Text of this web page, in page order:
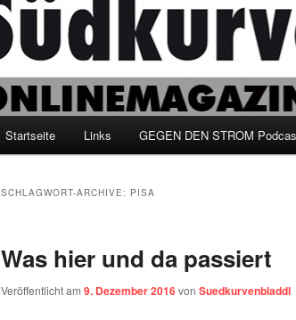
Startseite Links GEGEN DEN STROM
SCHLAGWORT-ARCHIVE: PISA
Was hier und da passiert
Veröffentlicht am 9. Dezember 2016von Suedkurvenbladdl